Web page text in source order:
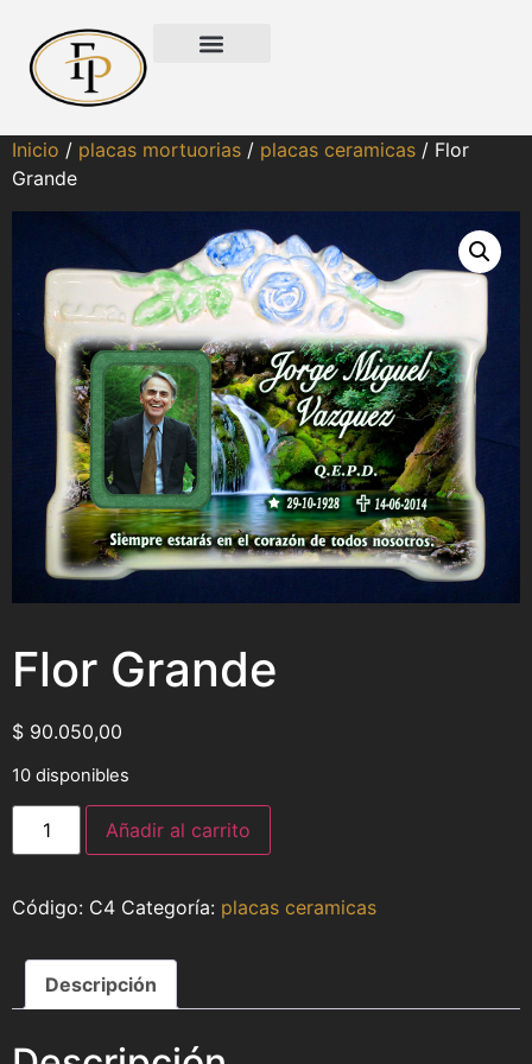
Inicio / placas mortuorias / placas ceramicas / Flor
Grande
Flor Grande
$ 90.050,00
10 disponibles
Añadir al carrito
C4 Categoría: placas ceramicas
Descripción